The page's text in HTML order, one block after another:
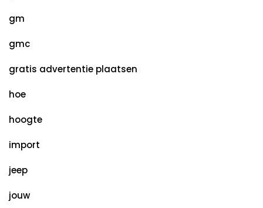
gm
gmc
gratis advertentie plaatsen
hoe
hoogte
import
jeep
jouw